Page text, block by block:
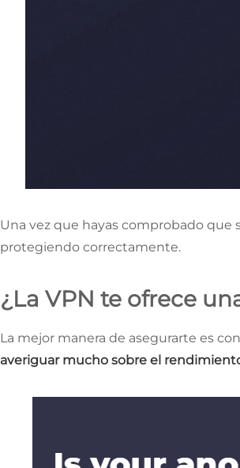
Una vez que hayas comprobado que
protegiendo correctamente.
¿La VPN te ofrece
La mejor manera de asegurarte es
averiguar mucho sobre el